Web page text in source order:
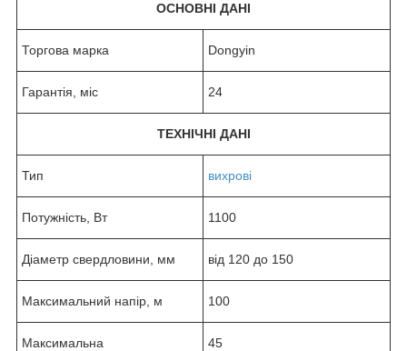
ОСНОВНІ ДАНІ
Торгова марка Dongyin
Гарантія, міс 24
ТЕХНІЧНІ ДАНІ
Тип вихрові
Потужність, Вт 1100
Діаметр свердловини, мм від 120 до 150
Максимальний напір, м 100
Максимальна
45